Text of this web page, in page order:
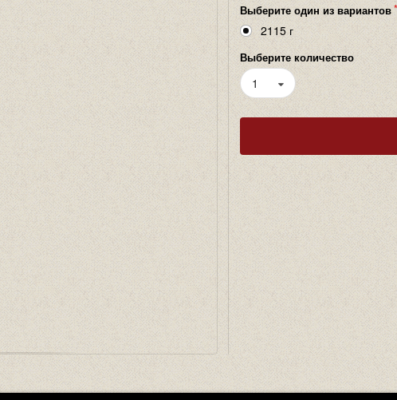
Выберите один из вариантов
2115 г
Выберите количество
1